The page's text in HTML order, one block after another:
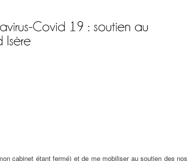
cabinet étant fermé) et de me mobiliser au soutien des nos